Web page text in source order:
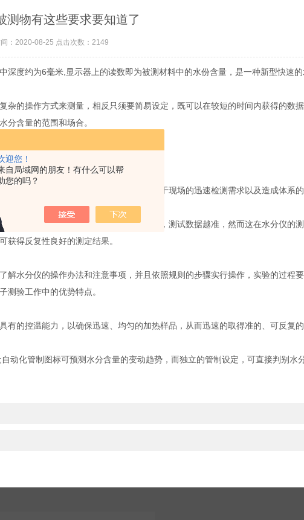
迎您！
自局域网的朋友！有什么可以帮
您的吗？
测物有这些要求要知道了
：2020-08-25 点击次数：2149
深度约为6毫米,显示器上的读数即为被测材料中的水份含量，是一种新型快速的
操作方式来测量，相反只须要简易设定，既可以在较短的时间内获得的数
分含量的范围和场合。
等都有很重要的意义。
，只合适在试验室中运用，没办法用于现场的迅速检测需求以及造成体系的
于样品也有要求，通常以为样品量越多，测试数据越准，然而这在水分仪的
获得反复性良好的测定结果。
水分仪的操作办法和注意事项，并且依照规则的步骤实行操作，实验的过程
测验工作中的优势特点。
的控温能力，以确保迅速、均匀的加热样品，从而迅速的取得准的、可反复
化管制图标可预测水分含量的变动趋势，而独立的管制设定，可直接判别水